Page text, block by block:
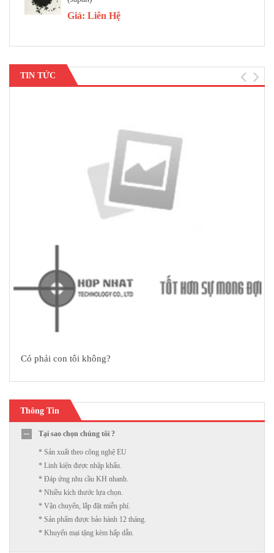
Giá: Liên Hệ
TIN TỨC
Có phải con tôi không?
Thông Tin
Tại sao chọn chúng tôi ?
* Sản xuất theo công nghệ EU
* Linh kiện được nhập khẩu.
* Đáp ứng nhu cầu KH nhanh.
* Nhiều kích thước lựa chọn.
* Vận chuyển, lắp đặt miễn phí.
* Sản phẩm được bảo hành 12 tháng.
* Khuyến mại tặng kèm hấp dẫn.